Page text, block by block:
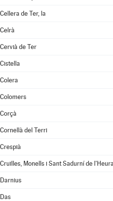
Cellera de Ter, la
Celrà
Cervià de Ter
Cistella
Colera
Colomers
Corçà
Cornellà del Terri
Crespià
Cruïlles, Monells i Sant Sadurní de l'Heura
Darnius
Das